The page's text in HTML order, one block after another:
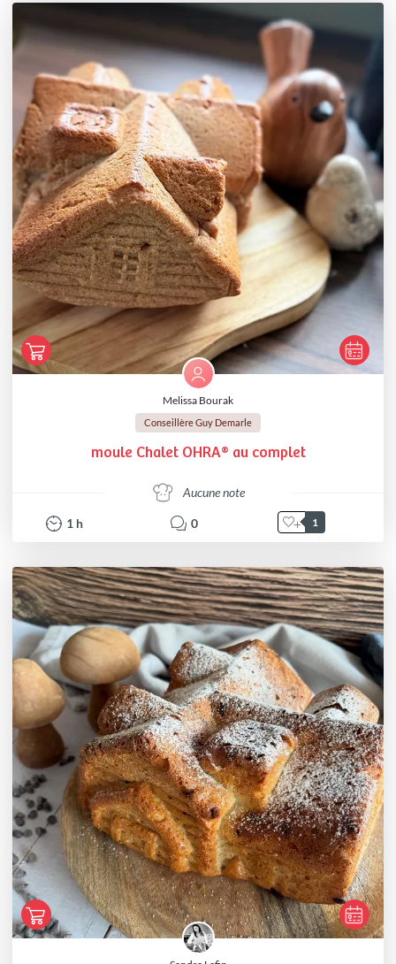
Melissa Bourak
Conseillère Guy Demarle
moule Chalet OHRA® au complet
Aucune note
1 h 0 1